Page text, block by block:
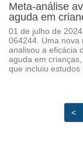
Meta-análise
aguda em
01 de julho de
064244. Uma nova
analisou a eficácia
aguda em
que incluiu estudos
<